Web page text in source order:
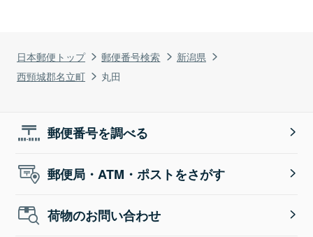
日本郵便トップ 郵便番号検索
新潟県
西頸城郡名立町
丸田
郵便番号を調べる
郵便局・ATM・ポストをさがす
荷物のお問い合わせ